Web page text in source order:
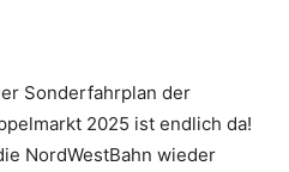
Sonderfahrplan der
2025 ist endlich da!
NordWestBahn wieder